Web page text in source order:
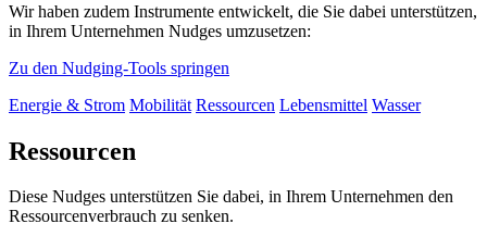
Wir haben zudem Instrumente entwickelt, die Sie dabei unterstützen,
in Ihrem Unternehmen Nudges umzusetzen:
Zu den Nudging-Tools springen
Energie & Strom Mobilität Ressourcen Lebensmittel Wasser
Ressourcen
Diese Nudges unterstützen Sie dabei, in Ihrem Unternehmen den
Ressourcenverbrauch zu senken.